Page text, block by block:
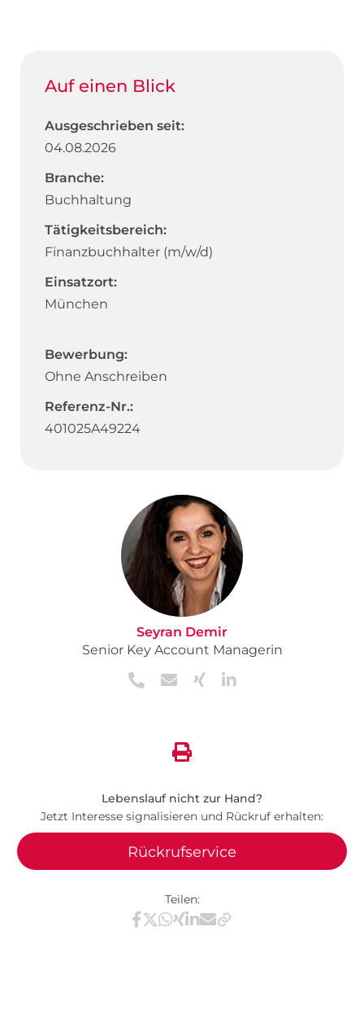
Auf einen Blick
Ausgeschrieben seit:
04.08.2026
Branche:
Buchhaltung
Tätigkeitsbereich:
Finanzbuchhalter (m/w/d)
Einsatzort:
München
Bewerbung:
Ohne Anschreiben
Referenz-Nr.:
401025A49224
Seyran Demir
Senior Key Account Managerin
Lebenslauf nicht zur Hand?
Jetzt Interesse signalisieren und Rückruf erhalten:
Rückrufservice
Teilen:
Teilen via Facebook
Teilen via X / Twitter
Teilen via WhatsApp
Teilen via Xing
Teilen via LinkedIn
Teilen via E-Mail